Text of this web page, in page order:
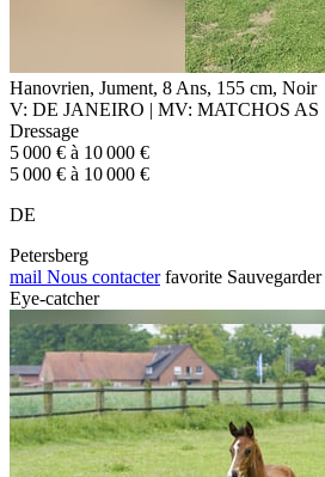
Hanovrien, Jument, 8 Ans, 155 cm, Noir
V: DE JANEIRO | MV: MATCHOS AS
Dressage
5 000 € à 10 000 €
5 000 € à 10 000 €
DE
Petersberg
mail Nous contacter favorite Sauvegarder
Eye-catcher